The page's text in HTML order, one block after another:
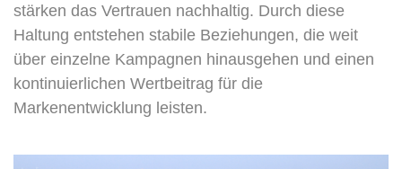
stärken das Vertrauen nachhaltig. Durch diese
Haltung entstehen stabile Beziehungen, die weit
über einzelne Kampagnen hinausgehen und einen
kontinuierlichen Wertbeitrag für die
Markenentwicklung leisten.